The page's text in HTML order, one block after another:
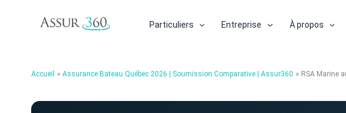
Particuliers Entreprise À propos
Accueil Assurance Bateau Québec 2026 | Soumission Comparative | Assur360 RSA Marine